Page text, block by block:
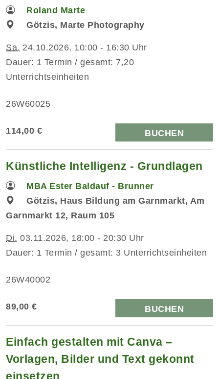
Roland Marte
Götzis, Marte Photography
Sa. 24.10.2026, 10:00 - 16:30 Uhr
Dauer: 1 Termin / gesamt: 7,20
Unterrichtseinheiten
26W60025
114,00 € BUCHEN
Künstliche Intelligenz - Grundlagen
MBA Ester Baldauf - Brunner
Götzis, Haus Bildung am Garnmarkt, Am
Garnmarkt 12, Raum 105
Di. 03.11.2026, 18:00 - 20:30 Uhr
Dauer: 1 Termin / gesamt: 3 Unterrichtseinheiten
26W40002
89,00 € BUCHEN
Einfach gestalten mit Canva –
Vorlagen, Bilder und Text gekonnt
einsetzen